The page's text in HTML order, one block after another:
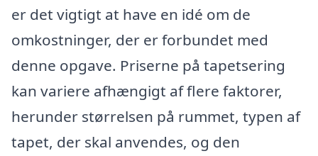
er det vigtigt at have en idé om de
omkostninger, der er forbundet med
denne opgave. Priserne på tapetsering
kan variere afhængigt af flere faktorer,
herunder størrelsen på rummet, typen af
tapet, der skal anvendes, og den